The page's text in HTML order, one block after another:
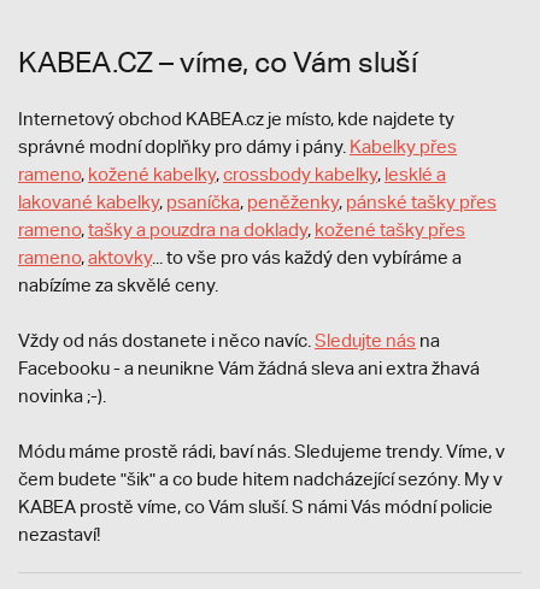
KABEA.CZ – víme, co Vám sluší
Internetový obchod KABEA.cz je místo, kde najdete ty
správné modní doplňky pro dámy i pány. Kabelky přes
rameno, kožené kabelky,crossbody kabelky, lesklé a
lakované kabelky, psaníčka, peněženky, pánské tašky přes
rameno,tašky a pouzdra na doklady, kožené tašky přes
rameno,aktovky... to vše pro vás každý den vybíráme a
nabízíme za skvělé ceny.
Vždy od nás dostanete i něco navíc. Sledujte nás na
Facebooku - a neunikne Vám žádná sleva ani extra žhavá
novinka ;-).
Módu máme prostě rádi, baví nás. Sledujeme trendy. Víme, v
čem budete "šik" a co bude hitem nadcházející sezóny. My v
KABEA prostě víme, co Vám sluší. S námi Vás módní policie
nezastaví!